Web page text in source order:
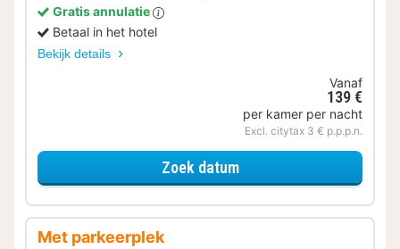
Gratis annulatie
Betaal in het hotel
Bekijk details
Vanaf
139 €
per kamer per nacht
Excl. citytax 3 € p.p.p.n.
Zoek datumvoor Geniet van de
Met parkeerplek